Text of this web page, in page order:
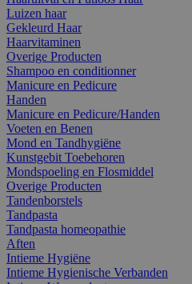
Luizen haar
Gekleurd Haar
Haarvitaminen
Overige Producten
Shampoo en conditionner
Manicure en Pedicure
Handen
Manicure en Pedicure/Handen
Voeten en Benen
Mond en Tandhygiëne
Kunstgebit Toebehoren
Mondspoeling en Flosmiddel
Overige Producten
Tandenborstels
Tandpasta
Tandpasta homeopathie
Aften
Intieme Hygiëne
Intieme Hygienische Verbanden